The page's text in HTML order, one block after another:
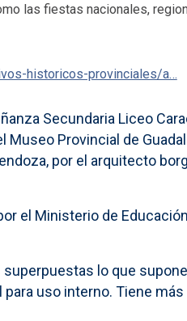
las fiestas nacionales,
historicos-provinciales/a…
Secundaria Liceo
Provincial de
por el arquitecto
el Ministerio de
lo que
uso interno. Tiene